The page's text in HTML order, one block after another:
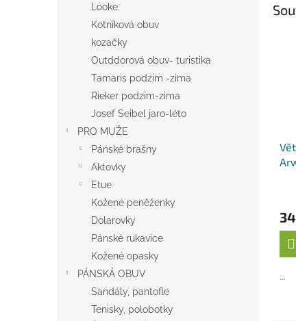
Looke
Kotníková obuv
kozačky
Outddorová obuv- turistika
Tamaris podzim -zima
Rieker podzim-zima
Josef Seibel jaro-léto
PRO MUŽE
Pánské brašny
Aktovky
Etue
Kožené peněženky
Dolarovky
Pánské rukavice
Kožené opasky
PÁNSKÁ OBUV
Sandály, pantofle
Tenisky, polobotky
...